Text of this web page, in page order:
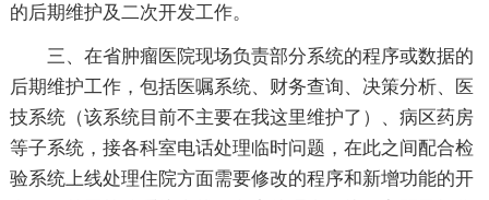
的后期维护及二次开发工作。
三、在省肿瘤医院现场负责部分系统的程序或数据的
后期维护工作，包括医嘱系统、财务查询、决策分析、医
技系统（该系统目前不主要在我这里维护了）、病区药房
等子系统，接各科室电话处理临时问题，在此之间配合检
验系统上线处理住院方面需要修改的程序和新增功能的开